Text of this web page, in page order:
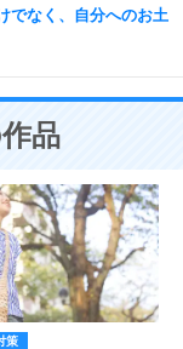
でなく、自分へのお土
品
策